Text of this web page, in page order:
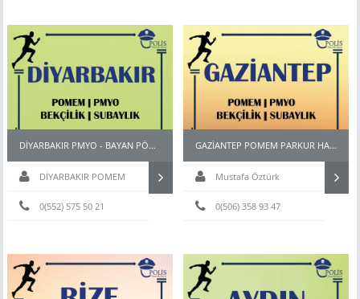
DİYARBAKIR PMYO - BAYAN PÖH - BEKÇİ - POMEM HAZIRLIK KURSU
DİYARBAKIR POMEM
HAZIRLIK KURSU
0(552) 575 50 21
GAZİANTEP POMEM PARKUR HAZIRLIK KURSU
Mustafa Öztürk
0(506) 358 93 47